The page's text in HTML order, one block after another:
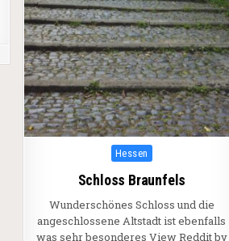
Posted in
Hessen
Schloss Braunfels
Wunderschönes Schloss und die
angeschlossene Altstadt ist ebenfalls
was sehr besonderes View Reddit by